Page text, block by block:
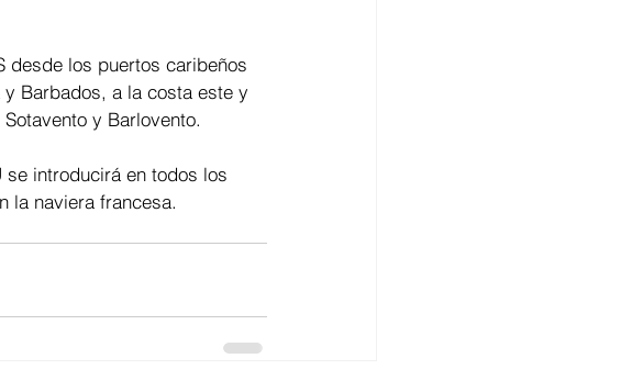
desde los puertos caribeños
Barbados, a la costa este y
y Barlovento.
se introducirá en todos los
la naviera francesa.